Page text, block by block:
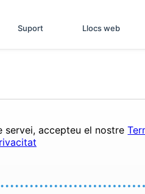
Suport Llocs web
servei, accepteu el nostre